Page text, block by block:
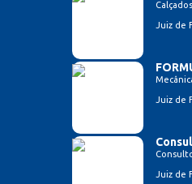
Juiz de
Juiz de
Juiz de